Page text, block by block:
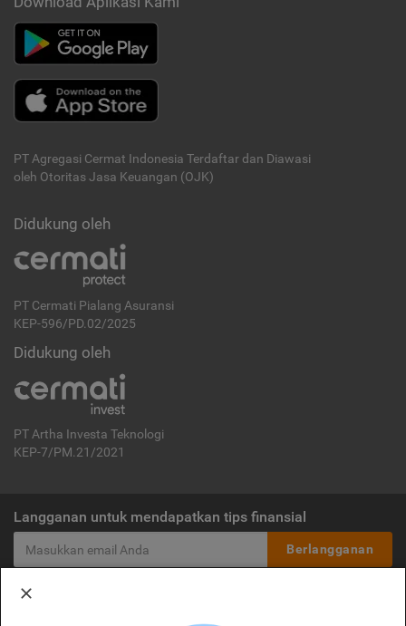
PT Agregasi Cermat Indonesia Terdaftar dan Diawasi
oleh Otoritas Jasa Keuangan (OJK)
Didukung oleh
PT Cermati Pialang Asuransi
KEP-596/PD.02/2025
Didukung oleh
PT Artha Investa Teknologi
KEP-7/PM.21/2021
Langganan untuk mendapatkan tips finansial
Berlangganan
Disclaimer: